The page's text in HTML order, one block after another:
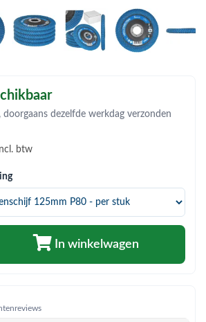
& ketels)
warmtepompboilers)
dezelfde werkdag verzonden
btw
In winkelwagen